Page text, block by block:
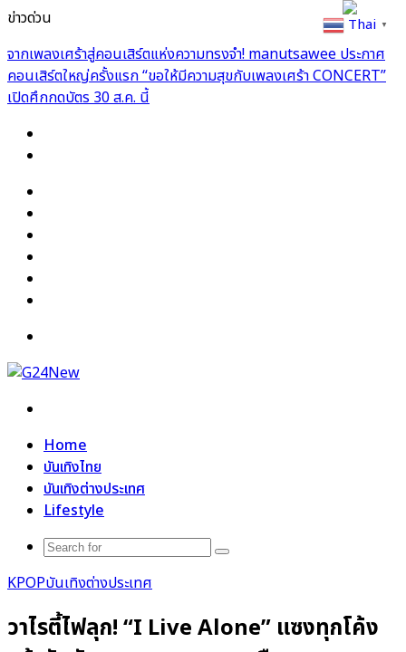
ข่าวด่วน
Home
บันเทิงไทย
บันเทิงต่างประเทศ
Lifestyle
Search
KPOPบันเทิงต่างประเทศ
วาไรตี้ไฟลุก! “I Live Alone” แซงทุกโค้ง
Thai ▼